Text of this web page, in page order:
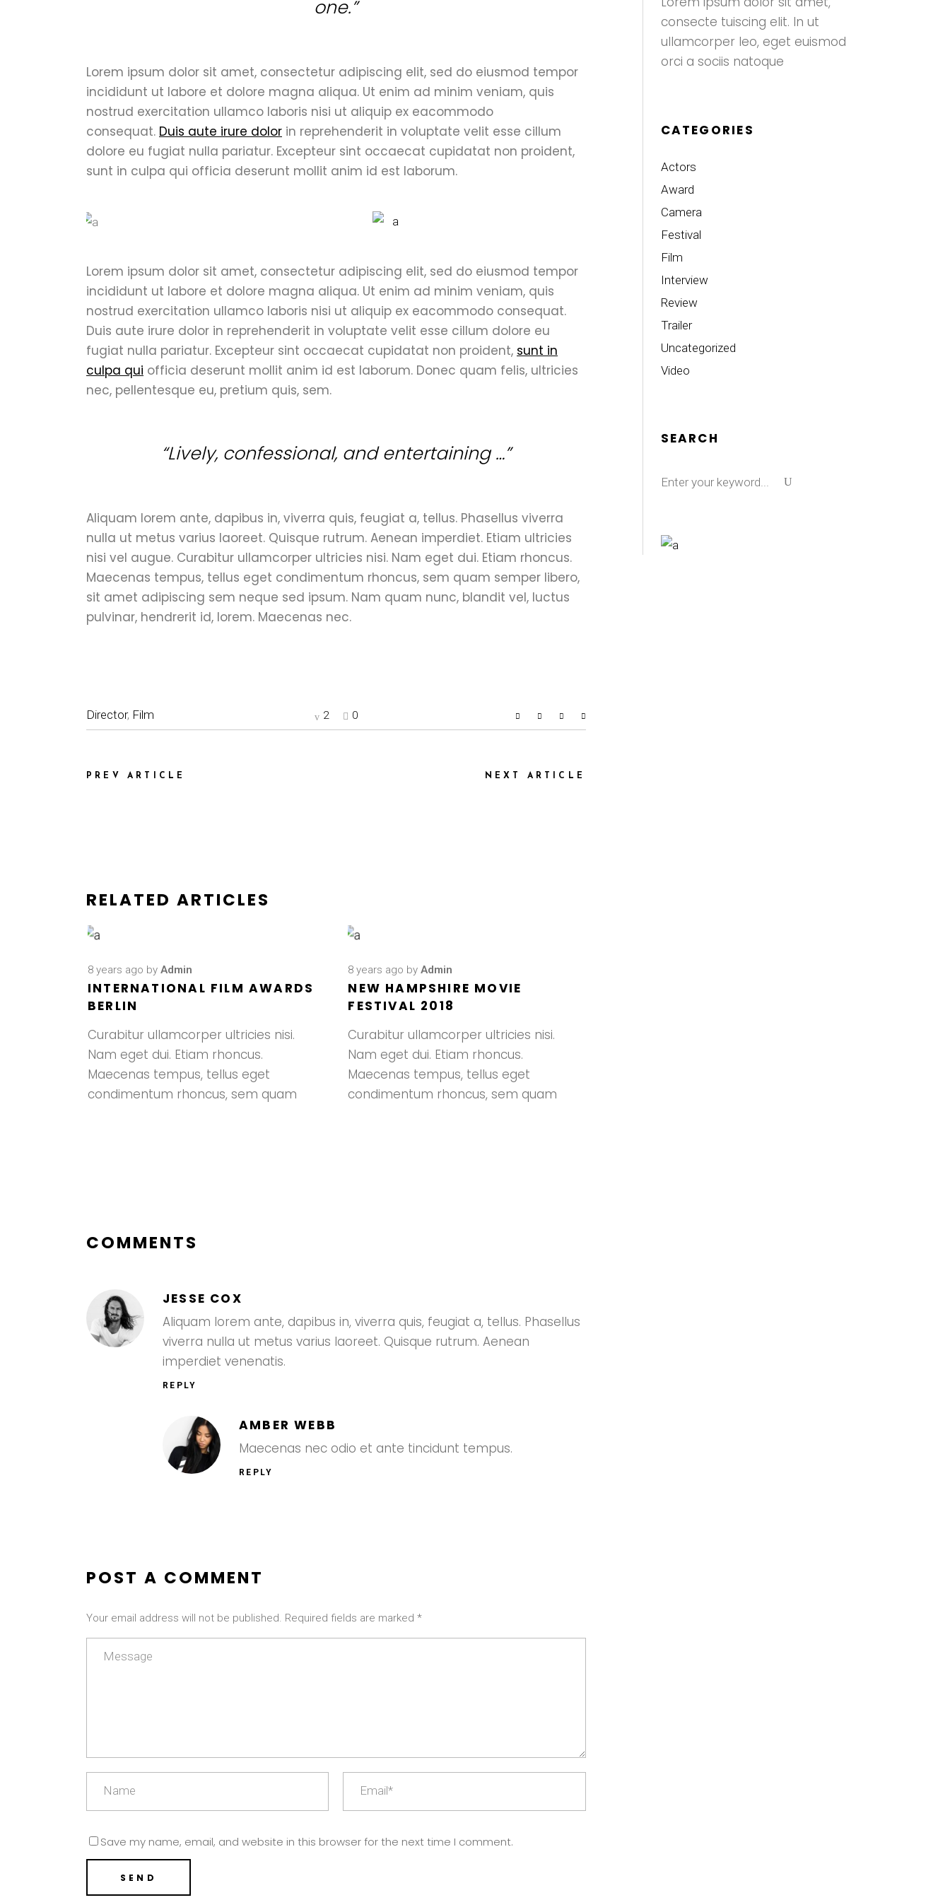
one.”
Lorem ipsum dolor sit amet, consectetur adipiscing elit, sed do eiusmod tempor
incididunt ut labore et dolore magna aliqua. Ut enim ad minim veniam, quis
nostrud exercitation ullamco laboris nisi ut aliquip ex eacommodo
consequat. Duis aute irure dolor in reprehenderit in voluptate velit esse cillum
dolore eu fugiat nulla pariatur. Excepteur sint occaecat cupidatat non proident,
sunt in culpa qui officia deserunt mollit anim id est laborum.
Lorem ipsum dolor sit amet, consectetur adipiscing elit, sed do eiusmod tempor
incididunt ut labore et dolore magna aliqua. Ut enim ad minim veniam, quis
nostrud exercitation ullamco laboris nisi ut aliquip ex eacommodo consequat.
Duis aute irure dolor in reprehenderit in voluptate velit esse cillum dolore eu
fugiat nulla pariatur. Excepteur sint occaecat cupidatat non proident, sunt in
culpa qui officia deserunt mollit anim id est laborum. Donec quam felis, ultricies
nec, pellentesque eu, pretium quis, sem.
“Lively, confessional, and entertaining …”
Aliquam lorem ante, dapibus in, viverra quis, feugiat a, tellus. Phasellus viverra
nulla ut metus varius laoreet. Quisque rutrum. Aenean imperdiet. Etiam ultricies
nisi vel augue. Curabitur ullamcorper ultricies nisi. Nam eget dui. Etiam rhoncus.
Maecenas tempus, tellus eget condimentum rhoncus, sem quam semper libero,
sit amet adipiscing sem neque sed ipsum. Nam quam nunc, blandit vel, luctus
pulvinar, hendrerit id, lorem. Maecenas nec.
Director, Film 2 0
PREV ARTICLE NEXT ARTICLE
RELATED ARTICLES
8 years ago by Admin
INTERNATIONAL FILM AWARDS
BERLIN
Curabitur ullamcorper ultricies nisi.
Nam eget dui. Etiam rhoncus.
Maecenas tempus, tellus eget
condimentum rhoncus, sem quam
8 years ago byAdmin
NEW HAMPSHIRE MOVIE
FESTIVAL 2018
Curabitur ullamcorper ultricies nisi.
Nam eget dui. Etiam rhoncus.
Maecenas tempus, tellus eget
condimentum rhoncus, sem quam
COMMENTS
JESSE COX
Aliquam lorem ante, dapibus in, viverra quis, feugiat a, tellus. Phasellus
viverra nulla ut metus varius laoreet. Quisque rutrum. Aenean
imperdiet venenatis.
REPLY
AMBER WEBB
Maecenas nec odio et ante tincidunt tempus.
REPLY
POST A COMMENT
Your email address will not be published. Required fields are marked *
Save my name, email, and website in this browser for the next time I comment.
consecte tuiscing elit. In ut
ullamcorper leo, eget euismod
orci a sociis natoque
CATEGORIES
Actors
Award
Camera
Festival
Film
Interview
Review
Trailer
Uncategorized
Video
SEARCH